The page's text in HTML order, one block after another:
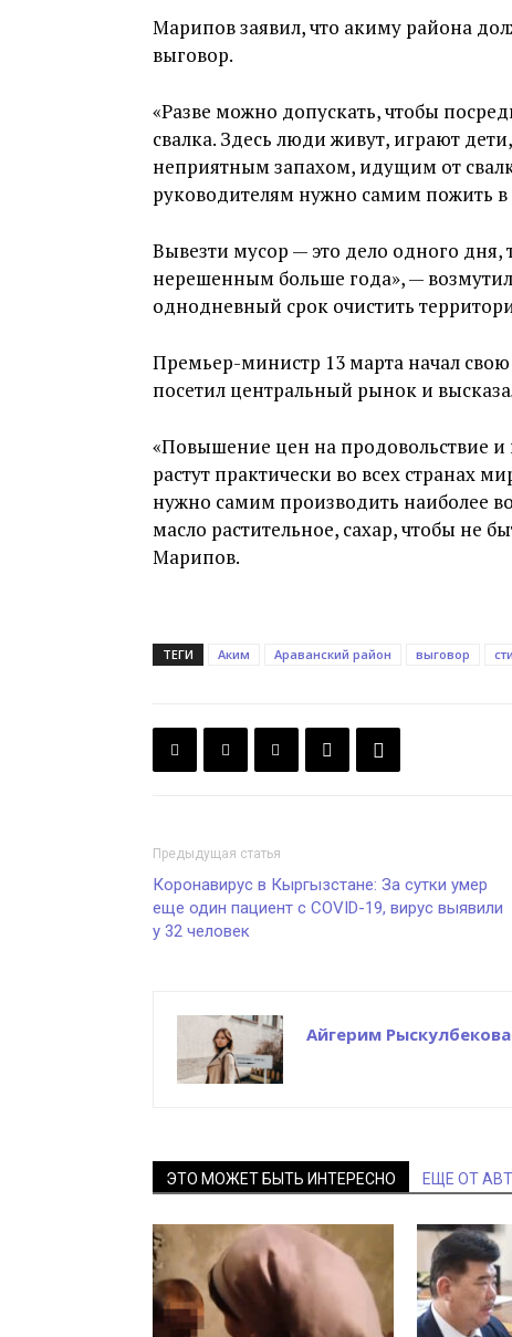
Марипов заявил, что акиму района
выговор.
«Разве можно допускать, чтобы
свалка. Здесь люди живут, играют
неприятным запахом, идущим от
руководителям нужно самим пожить в
Вывезти мусор — это дело одного дня,
нерешенным больше года», —
однодневный срок очистить
Премьер-министр 13 марта начал
посетил центральный рынок и
«Повышение цен на продовольствие
растут практически во всех странах
нужно самим производить наиболее
масло растительное, сахар, чтобы не
Марипов.
ТЕГИ Аким Араванский район выговор
Предыдущая статья
Коронавирус в Кыргызстане: За сутки умер
еще один пациент с COVID-19, вирус выявили
у 32 человек
Айгерим Рыскулбекова
ЭТО МОЖЕТ БЫТЬ ИНТЕРЕСНО ЕЩЕ ОТ